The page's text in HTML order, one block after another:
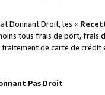
Donnant Droit, les «
tous frais de port, frais
traitement de carte de
Pas Droit